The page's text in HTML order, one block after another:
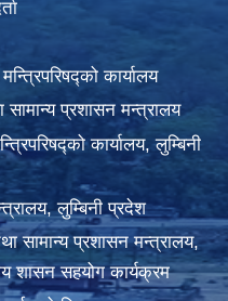
कार्यालय
सामान्य प्रशासन मन्त्रालय
कार्यालय, लुम्बिनी
लुम्बिनी प्रदेश
सामान्य प्रशासन मन्त्रालय,
शासन सहयोग कार्यक्रम